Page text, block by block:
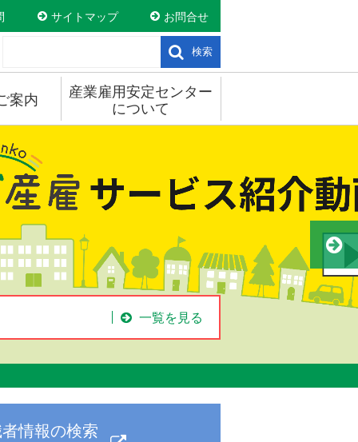
サイトマップ お問合せ
検索
案内
産業雇用安定センター
について
一覧を見る
情報の検索